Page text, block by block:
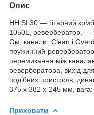
Опис
HH SL30 — гітарний
1050L, ревербератор, —
Ом, канали: Clean і
пружинний
перемикання між
ревербератора, вихід
подібних пристроїв,
375 x 382 x 245 мм, вага:
Приховати